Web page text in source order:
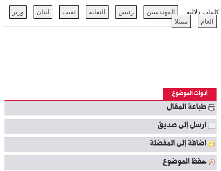
كلمات دلالية: المهندسين رئيس النقابة نقيب لبنان
وزير
العام
ممثلا
أدوات الموضوع
طباعة المقال
ارسل إلى صديق
اضافة إلى المفضلة
حفظ الموضوع